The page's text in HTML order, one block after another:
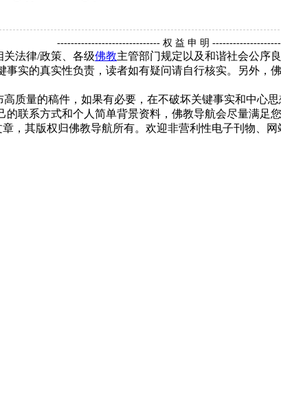
------------------------------ 权 益 申 明
法律/政策、各级佛教主管部门规定以及和谐社会公序
实的真实性负责，读者如有疑问请自行核实。另外
质量的稿件，如果有必要，在不破坏关键事实和中心
联系方式和个人简单背景资料，佛教导航会尽量满足您
，其版权归佛教导航所有。欢迎非营利性电子刊物、网